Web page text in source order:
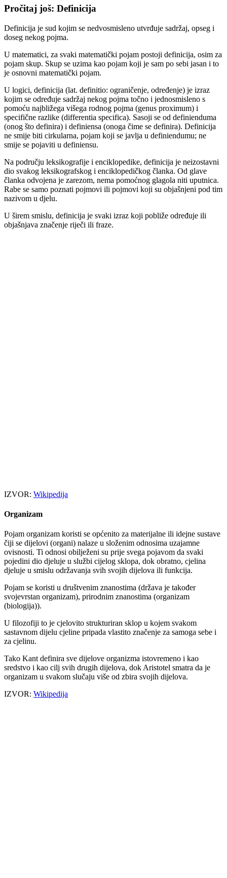
Pročitaj još: Definicija
Definicija je sud kojim se nedvosmisleno utvrđuje sadržaj, opseg i
doseg nekog pojma.
U matematici, za svaki matematički pojam postoji definicija, osim za
pojam skup. Skup se uzima kao pojam koji je sam po sebi jasan i to
je osnovni matematički pojam.
U logici, definicija (lat. definitio: ograničenje, određenje) je izraz
kojim se određuje sadržaj nekog pojma točno i jednosmisleno s
pomoću najbližega višega rodnog pojma (genus proximum) i
specifične razlike (differentia specifica). Sasoji se od definienduma
(onog što definira) i definiensa (onoga čime se definira). Definicija
ne smije biti cirkularna, pojam koji se javlja u definiendumu; ne
smije se pojaviti u definiensu.
Na području leksikografije i enciklopedike, definicija je neizostavni
dio svakog leksikografskog i enciklopedičkog članka. Od glave
članka odvojena je zarezom, nema pomoćnog glagola niti uputnica.
Rabe se samo poznati pojmovi ili pojmovi koji su objašnjeni pod tim
nazivom u djelu.
U širem smislu, definicija je svaki izraz koji pobliže određuje ili
objašnjava značenje riječi ili fraze.
IZVOR: Wikipedija
Organizam
Pojam organizam koristi se općenito za materijalne ili idejne sustave
čiji se dijelovi (organi) nalaze u složenim odnosima uzajamne
ovisnosti. Ti odnosi obilježeni su prije svega pojavom da svaki
pojedini dio djeluje u službi cijelog sklopa, dok obratno, cjelina
djeluje u smislu održavanja svih svojih dijelova ili funkcija.
Pojam se koristi u društvenim znanostima (država je također
svojevrstan organizam), prirodnim znanostima (organizam
(biologija)).
U filozofiji to je cjelovito strukturiran sklop u kojem svakom
sastavnom dijelu cjeline pripada vlastito značenje za samoga sebe i
za cjelinu.
Tako Kant definira sve dijelove organizma istovremeno i kao
sredstvo i kao cilj svih drugih dijelova, dok Aristotel smatra da je
organizam u svakom slučaju više od zbira svojih dijelova.
IZVOR: Wikipedija